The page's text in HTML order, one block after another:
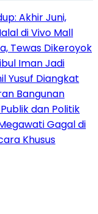
Akhir Juni,
di Vivo Mall
Tewas Dikeroyok
Iman Jadi
Yusuf Diangkat
Bangunan
dan Politik
Gagal di
Khusus